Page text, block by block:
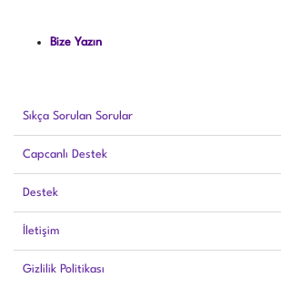
Sıkça Sorulan Sorular
Capcanlı Destek
Destek
İletişim
Gizlilik Politikası
Bize Yazın